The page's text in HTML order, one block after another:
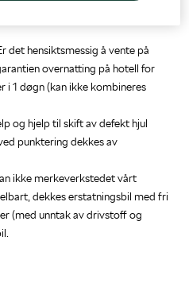
det hensiktsmessig å vente på
overnatting på hotell for
i 1 døgn (kan ikke kombineres
og hjelp til skift av defekt hjul
punktering dekkes av
ikke merkeverkstedet vårt
dekkes erstatningsbil med fri
(med unntak av drivstoff og